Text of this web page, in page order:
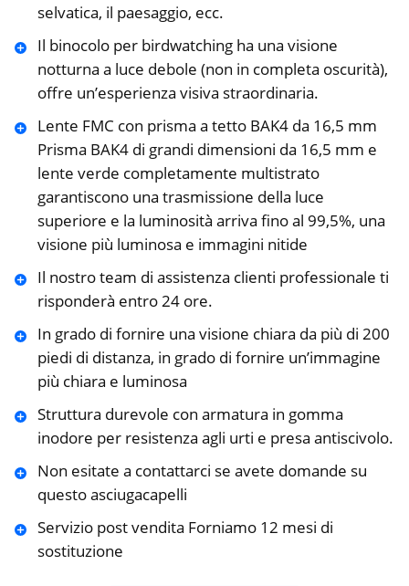
selvatica, il paesaggio, ecc.
Il binocolo per birdwatching ha una visione
notturna a luce debole (non in completa oscurità),
offre un’esperienza visiva straordinaria.
Lente FMC con prisma a tetto BAK4 da 16,5 mm
Prisma BAK4 di grandi dimensioni da 16,5 mm e
lente verde completamente multistrato
garantiscono una trasmissione della luce
superiore e la luminosità arriva fino al 99,5%, una
visione più luminosa e immagini nitide
Il nostro team di assistenza clienti professionale ti
risponderà entro 24 ore.
In grado di fornire una visione chiara da più di 200
piedi di distanza, in grado di fornire un’immagine
più chiara e luminosa
Struttura durevole con armatura in gomma
inodore per resistenza agli urti e presa antiscivolo.
Non esitate a contattarci se avete domande su
questo asciugacapelli
Servizio post vendita Forniamo 12 mesi di
sostituzione